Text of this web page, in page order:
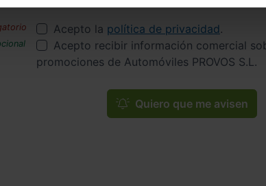
Acepto la política de privacidad.
Acepto recibir información comercial
promociones de Automóviles PROVOS S.L.
Quiero que me avisen